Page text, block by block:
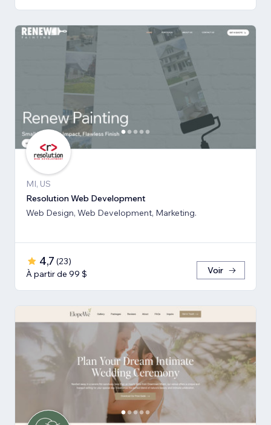
MI, US
Resolution Web Development
Web Design, Web Development, Marketing.
4,7 (23)
À partir de 99 $
Voir